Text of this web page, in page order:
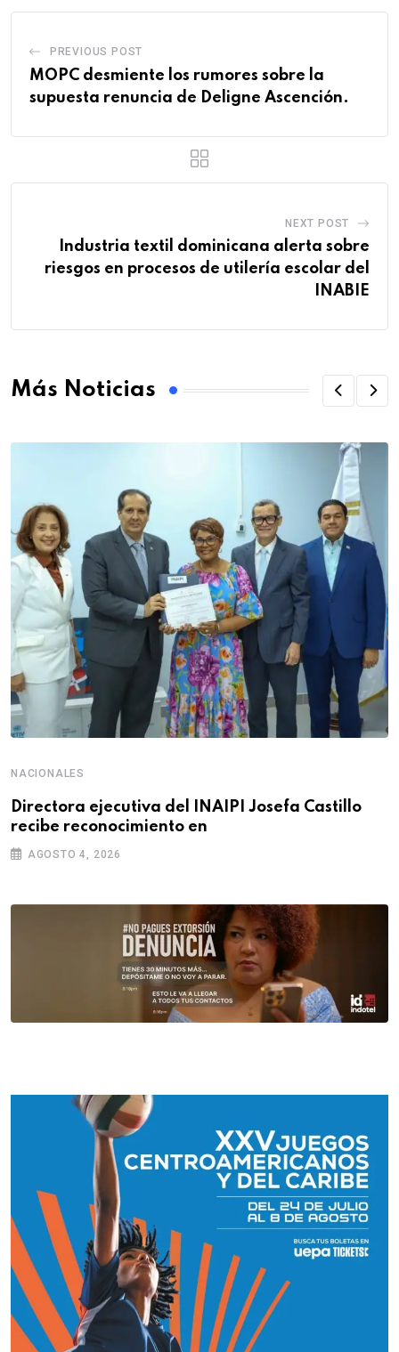
PREVIOUS POST
MOPC desmiente los rumores sobre la
supuesta renuncia de Deligne Ascención.
NEXT POST
Industria textil dominicana alerta sobre
riesgos en procesos de utilería escolar del
INABIE
Más Noticias
NACIONALES
Directora ejecutiva del INAIPI Josefa Castillo
recibe reconocimiento en
AGOSTO 4, 2026